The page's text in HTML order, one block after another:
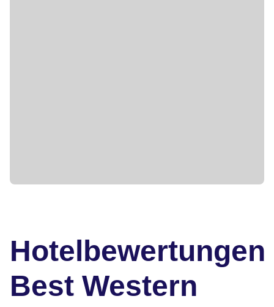
Hotelbewertungen
Best Western